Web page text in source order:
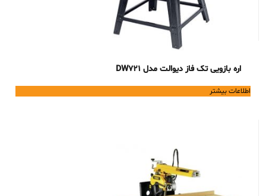
اره بازویی تک فاز دیوالت مدل DW721
اطلاعات بیشتر